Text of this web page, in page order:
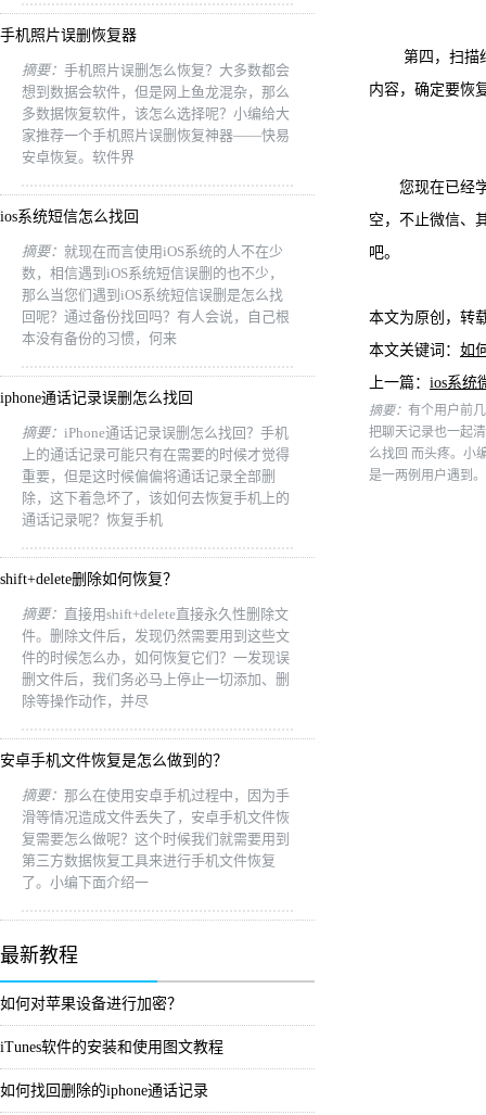
手机照片误删恢复器
摘要： 手机照片误删怎么恢复？大多数都会
想到数据会软件，但是网上鱼龙混杂，那么
多数据恢复软件，该怎么选择呢？小编给大
家推荐一个手机照片误删恢复神器——快易
安卓恢复。软件界
ios系统短信怎么找回
摘要： 就现在而言使用iOS系统的人不在少
数，相信遇到iOS系统短信误删的也不少，
那么当您们遇到iOS系统短信误删是怎么找
回呢？通过备份找回吗？有人会说，自己根
本没有备份的习惯，何来
iphone通话记录误删怎么找回
摘要： iPhone通话记录误删怎么找回？手机
上的通话记录可能只有在需要的时候才觉得
重要，但是这时候偏偏将通话记录全部删
除，这下着急坏了，该如何去恢复手机上的
通话记录呢？恢复手机
shift+delete删除如何恢复？
摘要： 直接用shift+delete直接永久性删除文
件。删除文件后，发现仍然需要用到这些文
件的时候怎么办，如何恢复它们？一发现误
删文件后，我们务必马上停止一切添加、删
除等操作动作，并尽
安卓手机文件恢复是怎么做到的？
摘要： 那么在使用安卓手机过程中，因为手
滑等情况造成文件丢失了，安卓手机文件恢
复需要怎么做呢？这个时候我们就需要用到
第三方数据恢复工具来进行手机文件恢复
了。小编下面介绍一
最新教程
如何对苹果设备进行加密？
iTunes软件的安装和使用图文教程
如何找回删除的iphone通话记录
第四，扫描结
内容，确定要恢
您现在已经学
空，不止微信、
吧。
本文为原创，转
本文关键词： 如
上一篇： ios系统
摘要： 有个用户前
把聊天记录也一起
么找回 而头疼。小
是一两例用户遇到